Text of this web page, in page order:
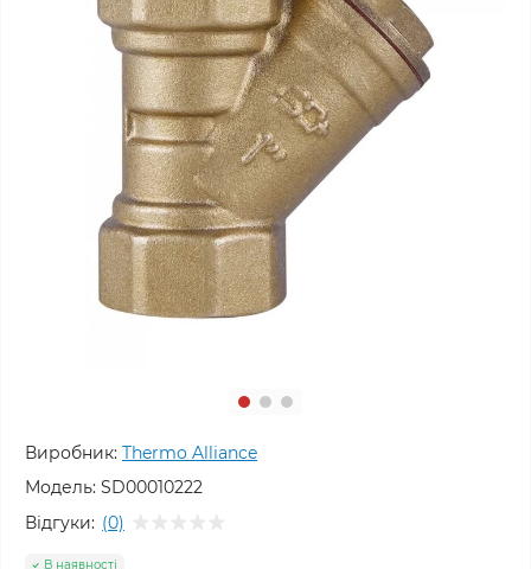
Виробник: Thermo Alliance
Модель: SD00010222
Відгуки: (0)
В наявності